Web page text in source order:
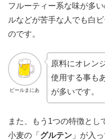
フルーティー系な味が多
ルなどが苦手な人でも白
のです。
ビールまにあ
原料にオレン
使用する事も
が多いです。
また、もう1つの特徴とし
小麦の「 グルテン 」が入